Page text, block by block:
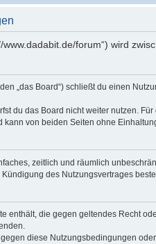
forum“) wird
„das Board“) schließt du einen
du das Board nicht weiter nutzen.
von beiden Seiten ohne
zeitlich und räumlich
des Nutzungsvertrages
enthält, die gegen geltendes Recht
diese Nutzungsbedingungen